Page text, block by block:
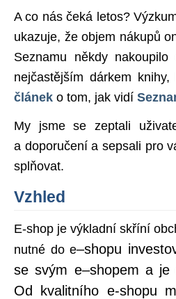
A co nás čeká letos?
ukazuje, že objem nákupů
Seznamu někdy
nejčastějším dárkem
článek o tom, jak vidí
My jsme se zeptali
a doporučení a sepsali pro
splňovat.
Vzhled
E-shop je výkladní skříní
nutné do e–shopu
se svým e–shopem a
Od kvalitního e-shopu